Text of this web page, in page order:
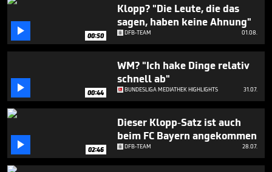
1
seconds
 00:50
Klopp? "Die Leute, die das
sagen, haben keine Ahnung"
DFB-TEAM 01.08.
 00:44
WM? "Ich hake Dinge relativ
schnell ab"
BUNDESLIGA MEDIATHEK HIGHLIGHTS 31.07.
 02:46
Dieser Klopp-Satz ist auch
beim FC Bayern angekommen
DFB-TEAM 28.07.